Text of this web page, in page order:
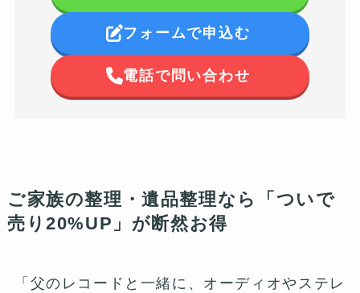
フォームで申込む
電話で問い合わせ
ご家族の整理・遺品整理なら「ついで
売り20%UP」が断然お得
「父のレコードと一緒に、オーディオやステレ